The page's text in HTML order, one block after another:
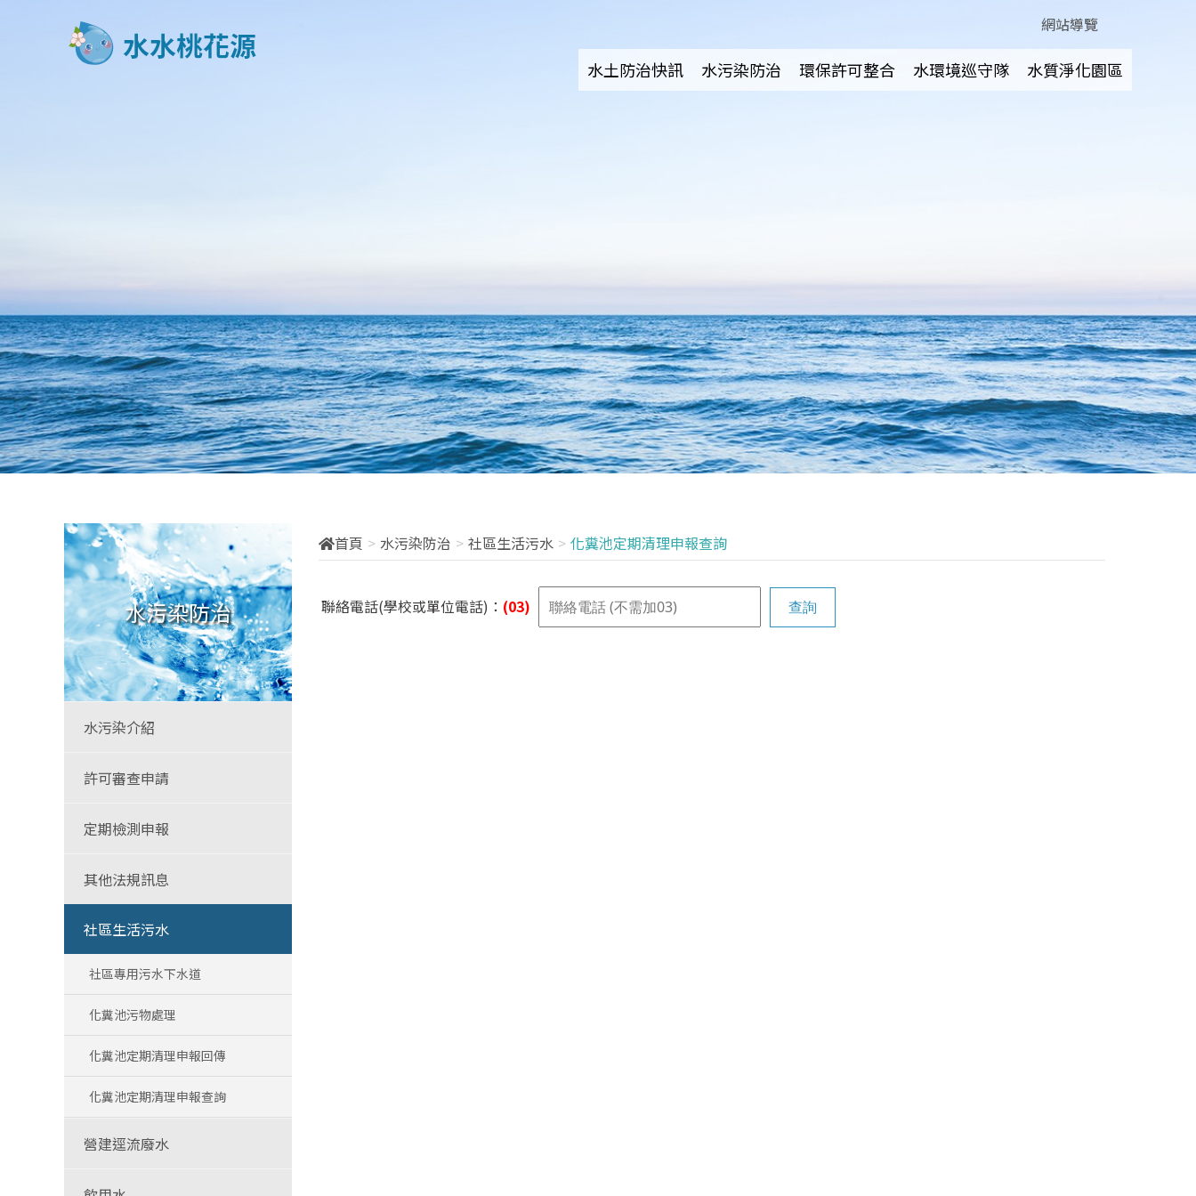
網站導覽
水土防治快訊 水污染防治 環保許可整合 水環境巡守隊 水質淨化園區
水污染防治
水污染介紹
許可審查申請
定期檢測申報
其他法規訊息
社區生活污水
社區專用污水下水道
化糞池污物處理
化糞池定期清理申報回傳
化糞池定期清理申報查詢
營建逕流廢水
首頁 水污染防治 社區生活污水 化糞池定期清理申報查詢
聯絡電話(學校或單位電話)： (03)